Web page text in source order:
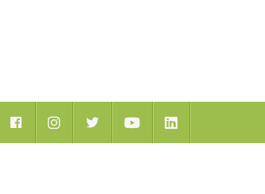
Facebook YoutubeLinkedIn